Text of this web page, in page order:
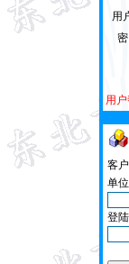
用
用
客
单
登